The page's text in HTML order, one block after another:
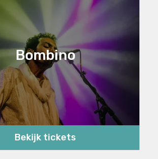
Bombino
Bekijk tickets